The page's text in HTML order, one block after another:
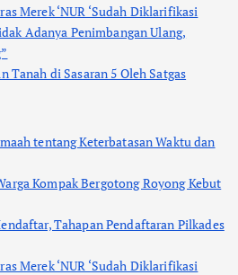
Merek ‘NUR ‘Sudah Diklarifikasi
Adanya Penimbangan Ulang,
Tanah di Sasaran 5 Oleh Satgas
tentang Keterbatasan Waktu dan
Kompak Bergotong Royong Kebut
Tahapan Pendaftaran Pilkades
Merek ‘NUR ‘Sudah Diklarifikasi